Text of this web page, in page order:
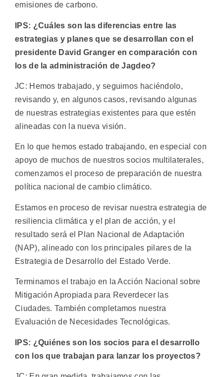
emisiones de carbono.
IPS: ¿Cuáles son las diferencias entre las
estrategias y planes que se desarrollan con el
presidente David Granger en comparación con
los de la administración de Jagdeo?
JC: Hemos trabajado, y seguimos haciéndolo,
revisando y, en algunos casos, revisando algunas
de nuestras estrategias existentes para que estén
alineadas con la nueva visión.
En lo que hemos estado trabajando, en especial con
apoyo de muchos de nuestros socios multilaterales,
comenzamos el proceso de preparación de nuestra
política nacional de cambio climático.
Estamos en proceso de revisar nuestra estrategia de
resiliencia climática y el plan de acción, y el
resultado será el Plan Nacional de Adaptación
(NAP), alineado con los principales pilares de la
Estrategia de Desarrollo del Estado Verde.
Terminamos el trabajo en la Acción Nacional sobre
Mitigación Apropiada para Reverdecer las
Ciudades. También completamos nuestra
Evaluación de Necesidades Tecnológicas.
IPS: ¿Quiénes son los socios para el desarrollo
con los que trabajan para lanzar los proyectos?